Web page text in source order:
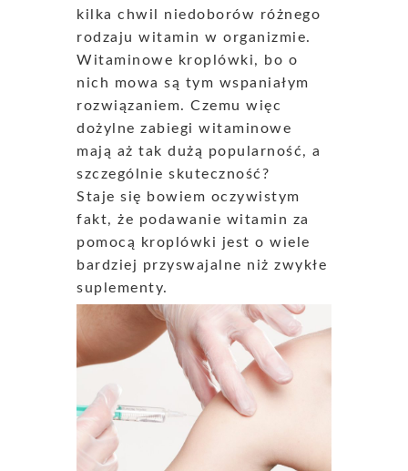
kilka chwil niedoborów różnego
rodzaju witamin w organizmie.
Witaminowe kroplówki, bo o
nich mowa są tym wspaniałym
rozwiązaniem. Czemu więc
dożylne zabiegi witaminowe
mają aż tak dużą popularność, a
szczególnie skuteczność?
Staje się bowiem oczywistym
fakt, że podawanie witamin za
pomocą kroplówki jest o wiele
bardziej przyswajalne niż zwykłe
suplementy.